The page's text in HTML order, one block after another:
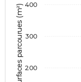
200
300
400